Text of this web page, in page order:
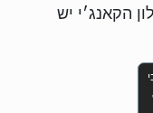
הקאנג׳י יש